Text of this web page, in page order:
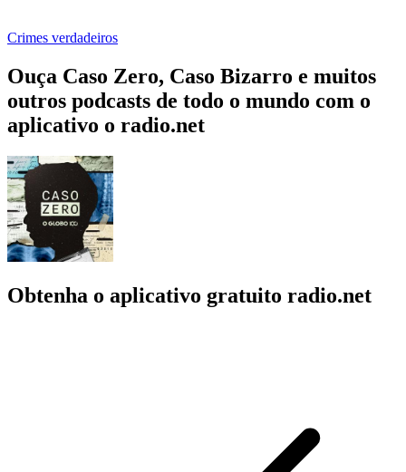
Crimes verdadeiros
Ouça Caso Zero, Caso Bizarro e muitos
outros podcasts de todo o mundo com o
aplicativo o radio.net
Obtenha o aplicativo gratuito radio.net